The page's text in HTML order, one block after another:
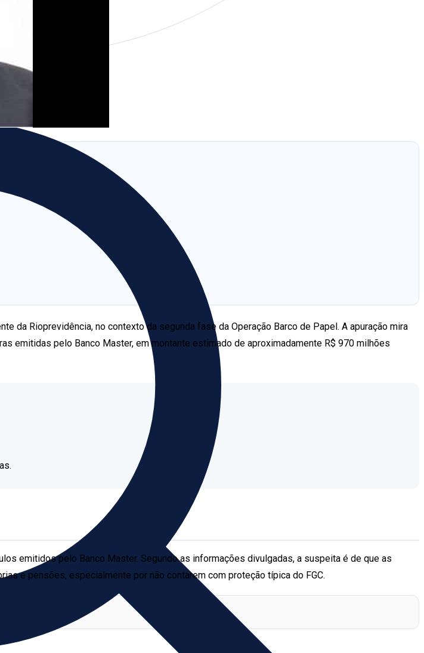
da Rioprevidência, no contexto da segunda fase da Operação Barco de Papel. A apuração mira
emitidas pelo Banco Master, em montante estimado de aproximadamente R$ 970 milhões
emitidos pelo Banco Master. Segundo as informações divulgadas, a suspeita é de que as
e pensões, especialmente por não contarem com proteção típica do FGC.